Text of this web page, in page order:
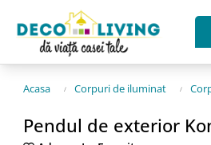
Acasa Corpuri de iluminat
Pendul de exterior